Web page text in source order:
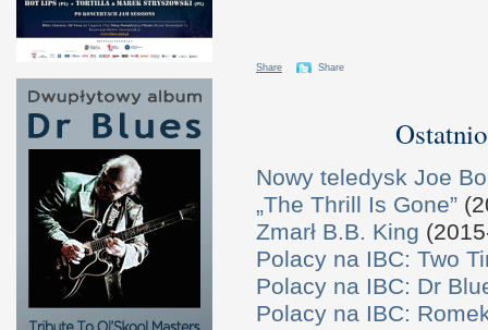
Share Share
Nowy teledysk Joe
„The Thrill Is Gone”
Zmarł B.B. King
Polacy na IBC: Two
Polacy na IBC: Dr
Polacy na IBC: